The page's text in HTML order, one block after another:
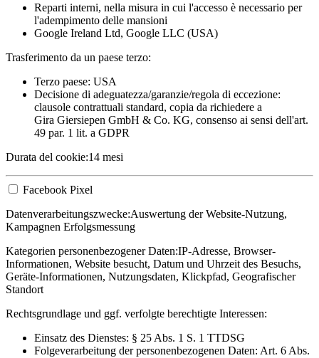
Reparti interni, nella misura in cui l'accesso è necessario per
l'adempimento delle mansioni
Google Ireland Ltd, Google LLC (USA)
Trasferimento da un paese terzo:
Terzo paese: USA
Decisione di adeguatezza/garanzie/regola di eccezione:
clausole contrattuali standard, copia da richiedere a
Gira Giersiepen GmbH & Co. KG, consenso ai sensi dell'art.
49 par. 1 lit. a GDPR
Durata del cookie:14 mesi
Facebook Pixel
Datenverarbeitungszwecke:Auswertung der Website-Nutzung,
Kampagnen Erfolgsmessung
Kategorien personenbezogener Daten:IP-Adresse, Browser-
Informationen, Website besucht, Datum und Uhrzeit des Besuchs,
Geräte-Informationen, Nutzungsdaten, Klickpfad, Geografischer
Standort
Rechtsgrundlage und ggf. verfolgte berechtigte Interessen:
Einsatz des Dienstes: § 25 Abs. 1 S. 1 TTDSG
Folgeverarbeitung der personenbezogenen Daten: Art. 6 Abs.